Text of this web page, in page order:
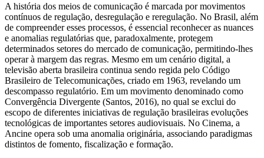
A história dos meios de comunicação é marcada por movimentos
contínuos de regulação, desregulação e reregulação. No Brasil, além
de compreender esses processos, é essencial reconhecer as nuances
e anomalias regulatórias que, paradoxalmente, protegem
determinados setores do mercado de comunicação, permitindo-lhes
operar à margem das regras. Mesmo em um cenário digital, a
televisão aberta brasileira continua sendo regida pelo Código
Brasileiro de Telecomunicações, criado em 1963, revelando um
descompasso regulatório. Em um movimento denominado como
Convergência Divergente (Santos, 2016), no qual se exclui do
escopo de diferentes iniciativas de regulação brasileiras evoluções
tecnológicas de importantes setores audiovisuais. No Cinema, a
Ancine opera sob uma anomalia originária, associando paradigmas
distintos de fomento, fiscalização e formação.